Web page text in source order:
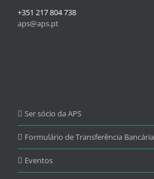
+351 217 804 738
aps@aps.pt
Ser sócio da APS
Formulário de Transferência Bancária
Eventos